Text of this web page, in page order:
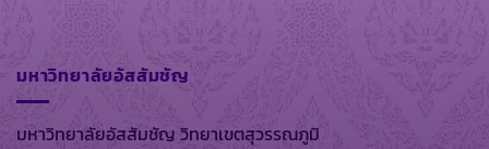
มหาวิทยาลัยอัสสัมชัญ
มหาวิทยาลัยอัสสัมชัญ วิทยาเขตสุวรรณภูมิ